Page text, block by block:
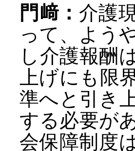
門﨑： 介護
って、よう
し介護報酬
上げにも限
準へと引き
する必要が
会保障制度